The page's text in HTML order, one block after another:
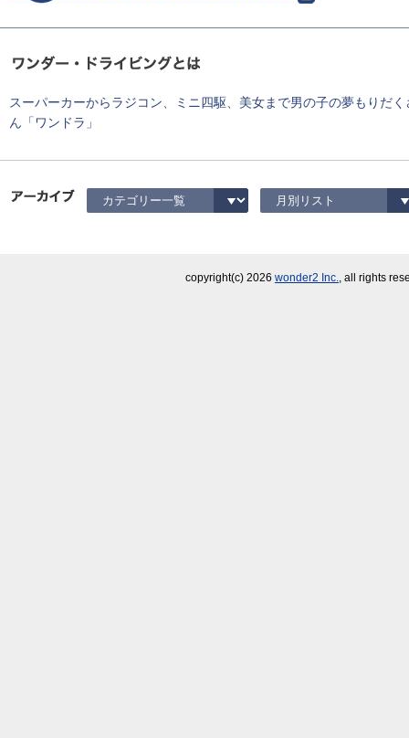
スーパーカーからラジコン、ミニ四駆、美女まで男の子の夢もりだく
ん「ワンドラ」
copyright(c) 2026 wonder2 Inc., all rights